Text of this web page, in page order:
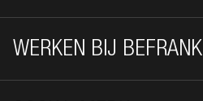
WERKEN BIJ BEFRANK